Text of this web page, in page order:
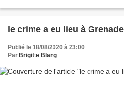
le crime a eu lieu à Grenade
Publié le 18/08/2020 à 23:00
Par Brigitte Blang